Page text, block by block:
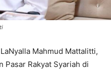
Mahmud Mattalitti,
Rakyat Syariah di